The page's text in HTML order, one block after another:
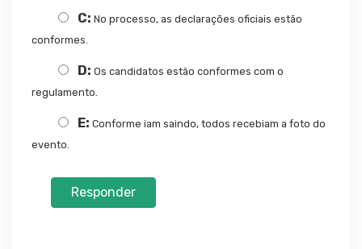
C: No processo, as declarações oficiais estão
conformes.
D: Os candidatos estão conformes com o
regulamento.
E: Conforme iam saindo, todos recebiam a foto do
evento.
Responder